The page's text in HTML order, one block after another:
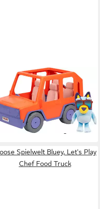
MOOSE
Spielwelt Bluey, Großes
& Bluey-
20 cm
€
lieferbar - in 3-4 Werktagen bei dir
Spielwelt Bluey, Let's Play
Chef Food Truck